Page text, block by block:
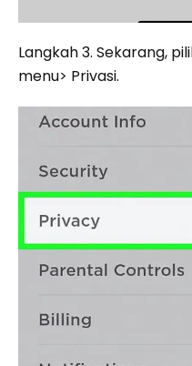
Langkah 3. Sekarang,
menu> Privasi.